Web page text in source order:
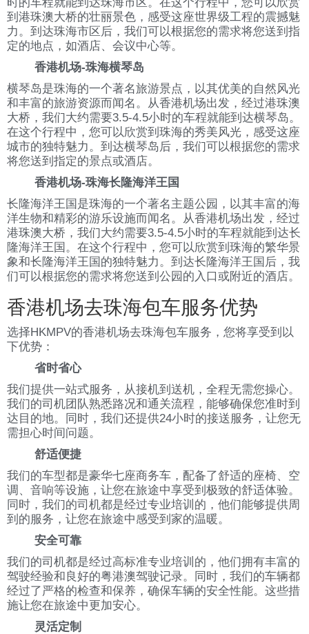
到港珠澳大桥的壮丽景色，感受这座世界级工程的震撼魅
力。到达珠海市区后，我们可以根据您的需求将您送到指
定的地点，如酒店、会议中心等。
香港机场-珠海横琴岛
横琴岛是珠海的一个著名旅游景点，以其优美的自然风光
和丰富的旅游资源而闻名。从香港机场出发，经过港珠澳
大桥，我们大约需要3.5-4.5小时的车程就能到达横琴岛。
在这个行程中，您可以欣赏到珠海的秀美风光，感受这座
城市的独特魅力。到达横琴岛后，我们可以根据您的需求
将您送到指定的景点或酒店。
香港机场-珠海长隆海洋王国
长隆海洋王国是珠海的一个著名主题公园，以其丰富的海
洋生物和精彩的游乐设施而闻名。从香港机场出发，经过
港珠澳大桥，我们大约需要3.5-4.5小时的车程就能到达长
隆海洋王国。在这个行程中，您可以欣赏到珠海的繁华景
象和长隆海洋王国的独特魅力。到达长隆海洋王国后，我
们可以根据您的需求将您送到公园的入口或附近的酒店。
香港机场去珠海包车服务优势
选择HKMPV的香港机场去珠海包车服务，您将享受到以
下优势：
省时省心
我们提供一站式服务，从接机到送机，全程无需您操心。
我们的司机团队熟悉路况和通关流程，能够确保您准时到
达目的地。同时，我们还提供24小时的接送服务，让您无
需担心时间问题。
舒适便捷
我们的车型都是豪华七座商务车，配备了舒适的座椅、空
调、音响等设施，让您在旅途中享受到极致的舒适体验。
同时，我们的司机都是经过专业培训的，他们能够提供周
到的服务，让您在旅途中感受到家的温暖。
安全可靠
我们的司机都是经过高标准专业培训的，他们拥有丰富的
驾驶经验和良好的粤港澳驾驶记录。同时，我们的车辆都
经过了严格的检查和保养，确保车辆的安全性能。这些措
施让您在旅途中更加安心。
灵活定制